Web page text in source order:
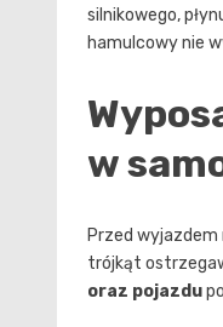
silnikowego,
hamulcowy nie
w
Przed wyjazdem
trójkąt
oraz pojazdu